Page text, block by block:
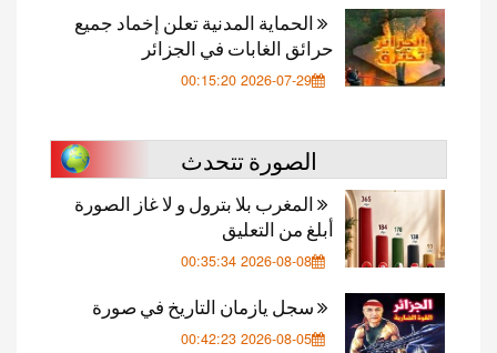
الحماية المدنية تعلن إخماد جميع
حرائق الغابات في الجزائر
2026-07-29 00:15:20
الصورة تتحدث
المغرب بلا بترول و لا غاز الصورة
أبلغ من التعليق
2026-08-08 00:35:34
سجل يازمان التاريخ في صورة
2026-08-05 00:42:23